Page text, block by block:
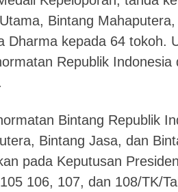
Bintang
Dharma kepada 64 tokoh.
Republik Indonesia
Bintang Republik
Bintang Jasa, dan
pada Keputusan
106, 107, dan 108/TK/